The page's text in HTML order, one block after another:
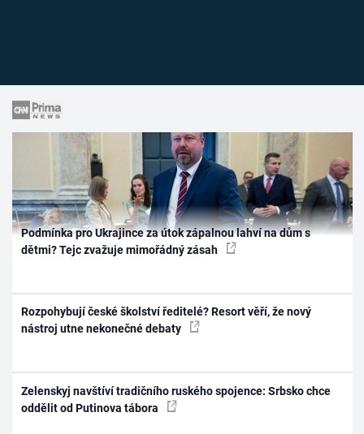
Podmínka pro Ukrajince za útok zápalnou lahví na dům s
dětmi? Tejc zvažuje mimořádný zásah
Rozpohybují české školství ředitelé? Resort věří, že nový
nástroj utne nekonečné debaty
Zelenskyj navštíví tradičního ruského spojence: Srbsko chce
oddělit od Putinova tábora